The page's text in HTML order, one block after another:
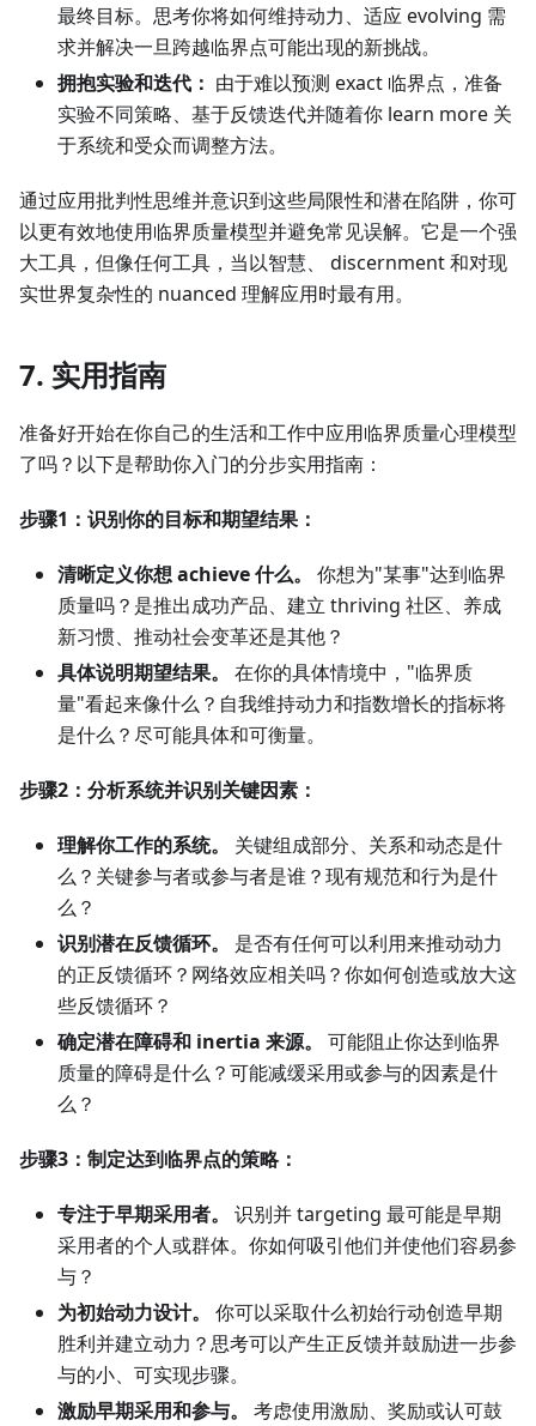
最终目标。思考你将如何维持动力、适应 evolving 需
求并解决一旦跨越临界点可能出现的新挑战。
拥抱实验和迭代： 由于难以预测 exact 临界点，准备
实验不同策略、基于反馈迭代并随着你 learn more 关
于系统和受众而调整方法。
通过应用批判性思维并意识到这些局限性和潜在陷阱，你可
以更有效地使用临界质量模型并避免常见误解。它是一个强
大工具，但像任何工具，当以智慧、 discernment 和对现
实世界复杂性的 nuanced 理解应用时最有用。
7. 实用指南
准备好开始在你自己的生活和工作中应用临界质量心理模型
了吗？以下是帮助你入门的分步实用指南：
步骤1：识别你的目标和期望结果：
清晰定义你想 achieve 什么。
你想为"某事"达到临界
质量吗？是推出成功产品、建立 thriving 社区、养成
新习惯、推动社会变革还是其他？
具体说明期望结果。
在你的具体情境中，"临界质
量"看起来像什么？自我维持动力和指数增长的指标将
是什么？尽可能具体和可衡量。
步骤2：分析系统并识别关键因素：
理解你工作的系统。
关键组成部分、关系和动态是什
么？关键参与者或参与者是谁？现有规范和行为是什
么？
识别潜在反馈循环。
是否有任何可以利用来推动动力
的正反馈循环？网络效应相关吗？你如何创造或放大这
些反馈循环？
确定潜在障碍和 inertia 来源。
可能阻止你达到临界
质量的障碍是什么？可能减缓采用或参与的因素是什
么？
步骤3：制定达到临界点的策略：
专注于早期采用者。
识别并 targeting 最可能是早期
采用者的个人或群体。你如何吸引他们并使他们容易参
与？
为初始动力设计。
你可以采取什么初始行动创造早期
胜利并建立动力？思考可以产生正反馈并鼓励进一步参
与的小、可实现步骤。
激励早期采用和参与。
考虑使用激励、奖励或认可鼓